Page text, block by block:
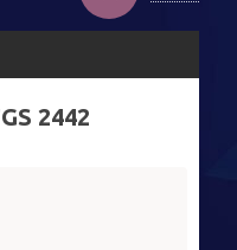
2442